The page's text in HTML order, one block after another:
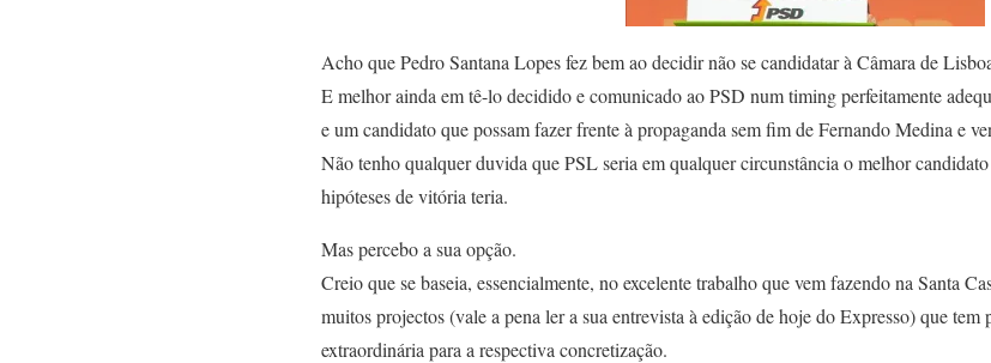
Acho que Pedro Santana Lopes fez bem ao decidir não se candidatar à Câmara de
E melhor ainda em tê-lo decidido e comunicado ao PSD num timing perfeitamente
e um candidato que possam fazer frente à propaganda sem fim de Fernando Medina e
Não tenho qualquer duvida que PSL seria em qualquer circunstância o melhor
hipóteses de vitória teria.
Mas percebo a sua opção.
Creio que se baseia, essencialmente, no excelente trabalho que vem fazendo na Santa
muitos projectos (vale a pena ler a sua entrevista à edição de hoje do Expresso) que
extraordinária para a respectiva concretização.